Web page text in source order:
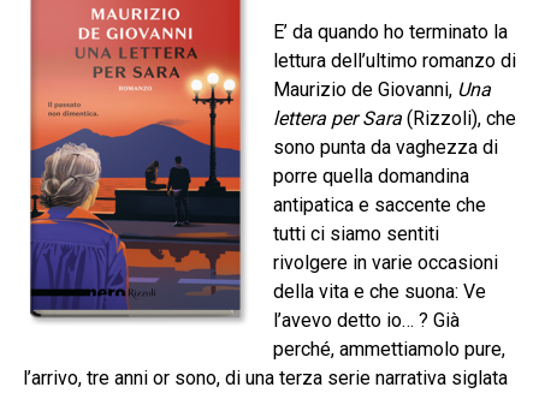
E’ da quando ho terminato la
lettura dell’ultimo romanzo di
Maurizio de Giovanni, Una
lettera per Sara(Rizzoli), che
sono punta da vaghezza di
porre quella domandina
antipatica e saccente che
tutti ci siamo sentiti
rivolgere in varie occasioni
della vita e che suona: Ve
l’avevo detto io… ? Già
perché, ammettiamolo pure,
l’arrivo, tre anni or sono, di una terza serie narrativa siglata